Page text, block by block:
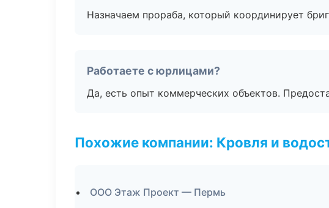
Назначаем прораба, который координирует
Работаете с юрлицами?
Да, есть опыт коммерческих объектов.
Похожие компании: Кровля и
ООО Этаж Проект — Пермь